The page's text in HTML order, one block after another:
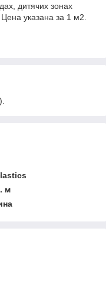
дитячих зонах
указана за 1 м2.
м